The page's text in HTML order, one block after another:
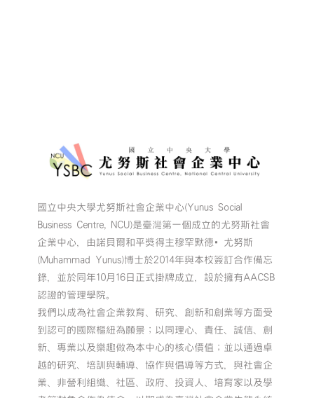
國立中央大學尤努斯社會企業中心(Yunus Social
Business Centre, NCU)是臺灣第一個成立的尤努斯社會
企業中心，由諾貝爾和平獎得主穆罕默德•尤努斯
(Muhammad Yunus)博士於2014年與本校簽訂合作備忘
錄，並於同年10月16日正式掛牌成立，設於擁有AACSB
認證的管理學院。
我們以成為社會企業教育、研究、創新和創業等方面受
到認可的國際樞紐為願景；以同理心、責任、誠信、創
新、專業以及樂趣做為本中心的核心價值；並以通過卓
越的研究、培訓與輔導、協作與倡導等方式，與社會企
業、非營利組織、社區、政府、投資人、培育家以及學